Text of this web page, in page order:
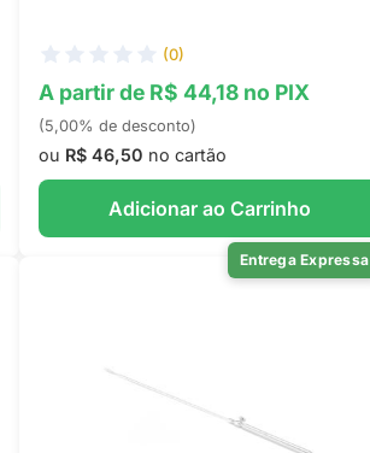
(0)
A partir de R$ 44,18 no PIX
(5,00% de desconto)
ou R$ 46,50 no cartão
Adicionar ao Carrinho
Entrega Expressa